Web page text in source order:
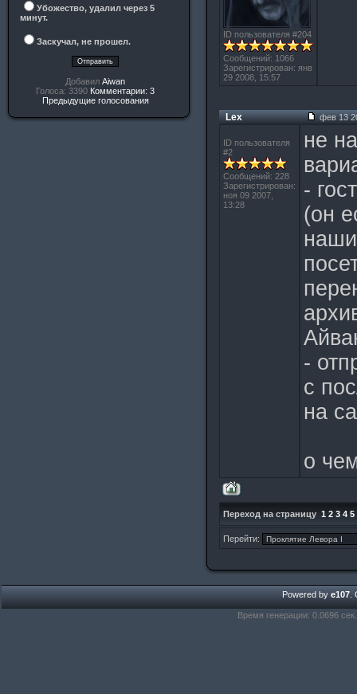
Убожество, удалил через 5
минут.
Заскучал, не прошел.
Добавил Aiwan
Голоса: 3390 Комментарии: 3
Предыдущие голосования
ID пользователя #204
Сообщений: 1066
Зарегистрирован: янв
29 2008, 15:57
Lex фев 13
ID пользователя
#2
Сообщений: 228
Зарегистрирован:
ноя 09 2007,
13:28
не
-
(он
-
с
на
о
Переход на страницу 1 2 3 4 5
Перейти:
Powered by e107
Время генерации: 0.0696